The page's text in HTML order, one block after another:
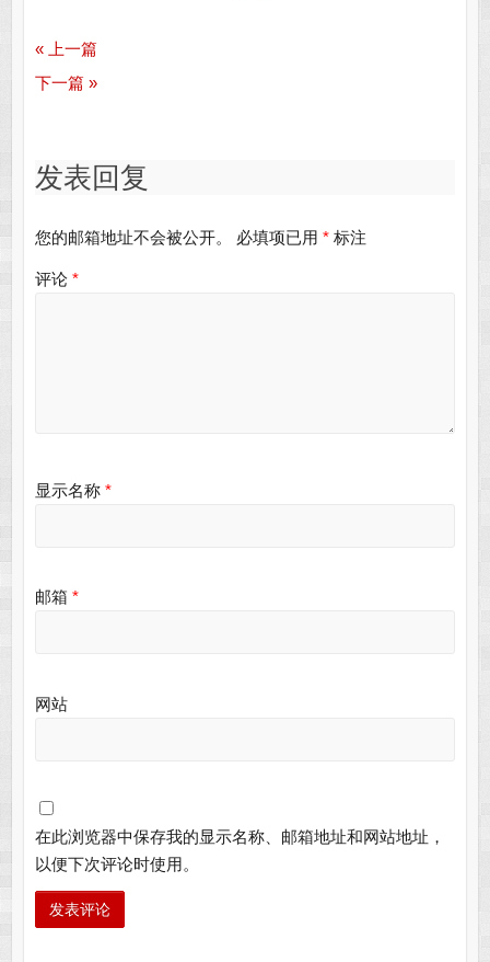
« 上一篇
下一篇 »
发表回复
您的邮箱地址不会被公开。 必填项已用 *标注
评论 *
显示名称 *
邮箱 *
网站
在此浏览器中保存我的显示名称、邮箱地址和网站地址，
以便下次评论时使用。